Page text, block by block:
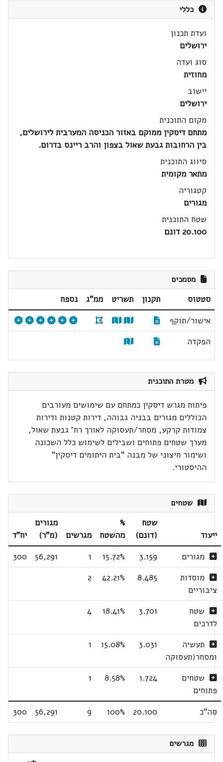
כללי
ועדת תכנון
ירושלים
סוג ועדה
מחוזית
יישוב
ירושלים
מקום התוכנית
מתחם דיסקין ממוקם באזור הכניסה המערבית לירושלים,
בין הרחובות גבעת שאול בצפון והרב ריינס בדרום.
סיווג התוכנית
מתאר מקומית
קטגוריה
מגורים
שטח התוכנית
20.100 דונם
מסמכים
סטטוס תקנון תשריט ממ"ג
נספח
אישור/תוקף
הפקדה
מטרת התוכנית
פיתוח מגרש דיסקין כמתחם עם שימושים מעורבים
הכוללים מגורים בבניה גבוהה, דירות קטנות ודירות
צמודות קרקע, מסחר/תעסוקה לאורך רח' גבעת שאול,
מערך שטחים פתוחים ושבילים לשימוש כלל השכונה
ושימור חיצוני של מבנה "בית היתומים דיסקין"
ההיסטורי.
שטחים
ייעוד
שטח
(דונם)
%
מהשטח
מגרשים
מגורים
(מ"ר)
יח"ד
מגורים
3.159
15.72%
1
56,291
300
מוסדות
ציבוריים
8.485
42.21%
2
שטח
לדרכים
3.701
18.41%
4
תעשיה
ומסחר(תעסוקה
3.031
15.08%
1
שטחים
פתוחים
1.724
8.58%
1
סה"כ 20.100
100%
9
56,291
300
מגרשים